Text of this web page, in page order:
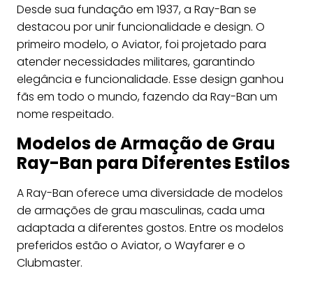
Desde sua fundação em 1937, a Ray-Ban se
destacou por unir funcionalidade e design. O
primeiro modelo, o Aviator, foi projetado para
atender necessidades militares, garantindo
elegância e funcionalidade. Esse design ganhou
fãs em todo o mundo, fazendo da Ray-Ban um
nome respeitado.
Modelos de Armação de Grau
Ray-Ban para Diferentes Estilos
A Ray-Ban oferece uma diversidade de modelos
de armações de grau masculinas, cada uma
adaptada a diferentes gostos. Entre os modelos
preferidos estão o Aviator, o Wayfarer e o
Clubmaster.